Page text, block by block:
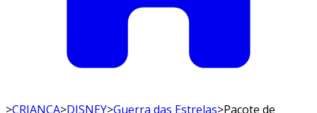
>CRIANÇA>DISNEY>Guerra das Estrelas>Pacote de